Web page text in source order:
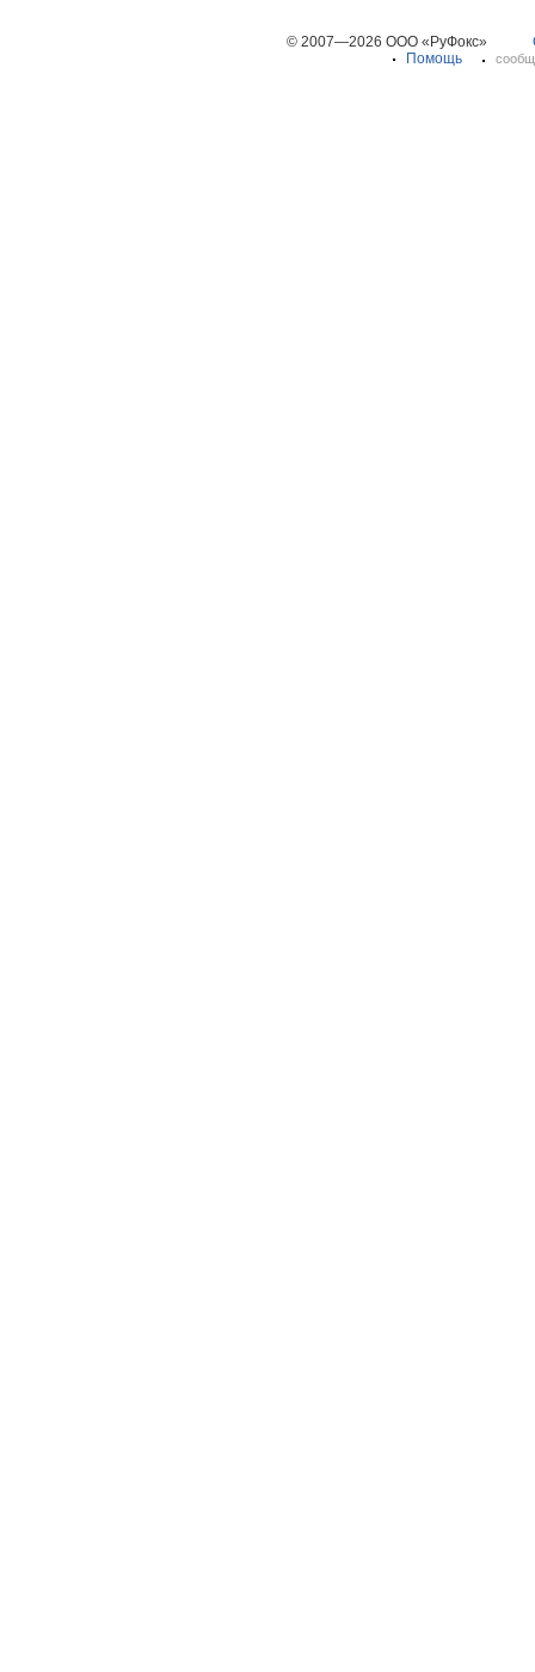
© 2007—2026 ООО «РуФокс»
Помощь